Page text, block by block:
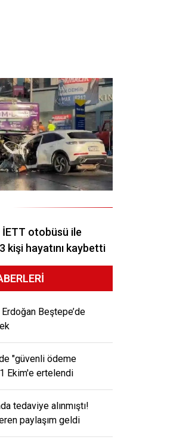
otobüsü ile
kişi hayatını kaybetti
Beştepe’de
"güvenli ödeme
Ekim'e ertelendi
tedaviye alınmıştı!
paylaşım geldi